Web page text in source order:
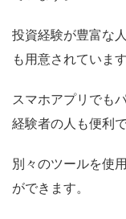
投資経験が豊富な
も用意されています
スマホアプリでも
経験者の人も便利で
別々のツールを使
ができます。